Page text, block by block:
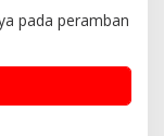
pada peramban